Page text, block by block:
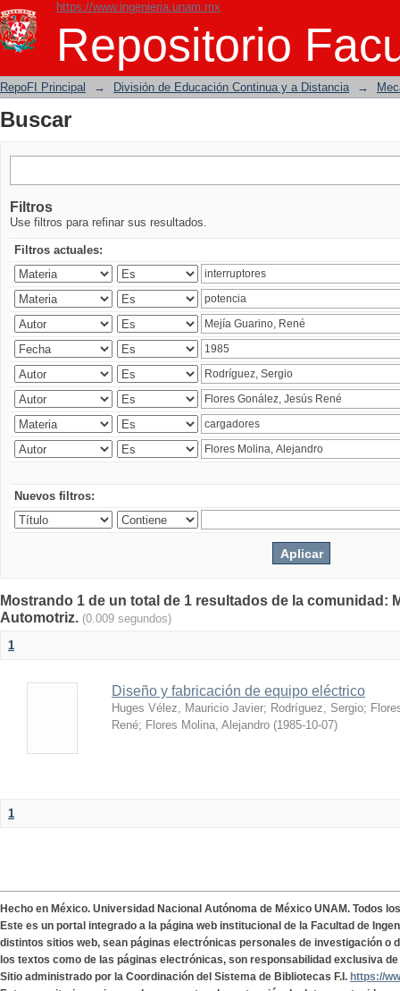
https://www.ingenieria.unam.mx
Repositorio
Buscar
RepoFI Principal → División de Educación Continua y a Distancia →
Buscar
Filtros
Use filtros para refinar sus resultados.
Filtros actuales:
Nuevos filtros:
Mostrando 1 de un total de 1 resultados de la comunidad:
Automotriz. (0.009 segundos)
1
Diseño y fabricación de equipo eléctrico
Huges Vélez, Mauricio Javier; Rodríguez, Sergio;
René; Flores Molina, Alejandro (1985-10-07)
1
Hecho en México. Universidad Nacional Autónoma de México UNAM. Todos
Este es un portal integrado a la página web institucional de la Facultad de
distintos sitios web, sean páginas electrónicas personales de investigación o
los textos como de las páginas electrónicas, son responsabilidad exclusiva
Sitio administrado por la Coordinación del Sistema de Bibliotecas F.I. https://